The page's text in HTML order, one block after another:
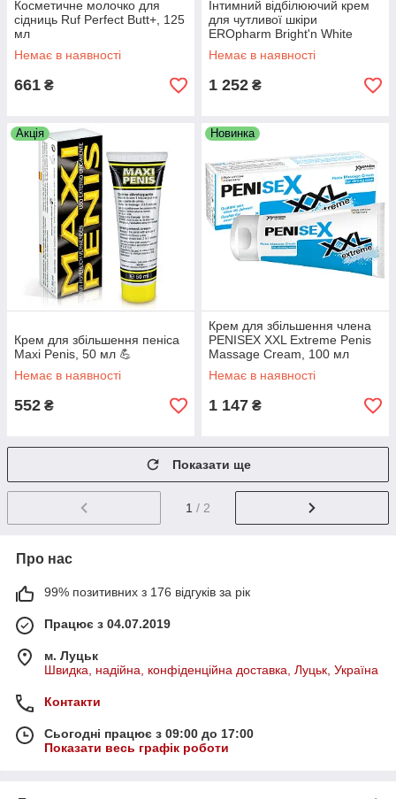
Косметичне молочко для
сідниць Ruf Perfect Butt+, 125
мл
Немає в наявності
661 ₴
Інтимний відбілюючий крем
для чутливої шкіри
EROpharm Bright'n White
Intimate Whitening Cream,
100 мл
Немає в наявності
1 252 ₴
Акція
Крем для збільшення пеніса
Maxi Penis, 50 мл 💪
Немає в наявності
552 ₴
Новинка
Крем для збільшення члена
PENISEX XXL Extreme Penis
Massage Cream, 100 мл
Немає в наявності
1 147 ₴
Показати ще
1 / 2
Про нас
99% позитивних з 176 відгуків за рік
Працює з 04.07.2019
м. Луцьк
Швидка, надійна, конфіденційна доставка, Луцьк, Україна
Контакти
Сьогодні працює з 09:00 до 17:00
Показати весь графік роботи